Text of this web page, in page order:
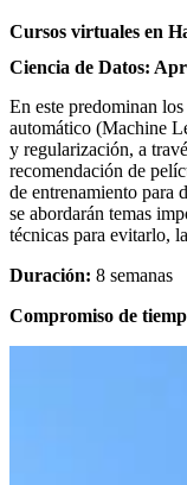
Cursos virtuales en
Ciencia de Datos:
En este predominan
automático (Machine
y regularización, a
recomendación de
de entrenamiento para
se abordarán temas
técnicas para evitarlo,
Duración: 8 semanas
Compromiso de